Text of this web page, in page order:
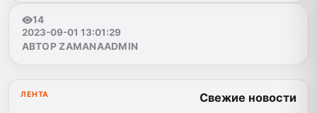
14
2023-09-01 13:01:29
АВТОР ZAMANAADMIN
ЛЕНТА Свежие новости